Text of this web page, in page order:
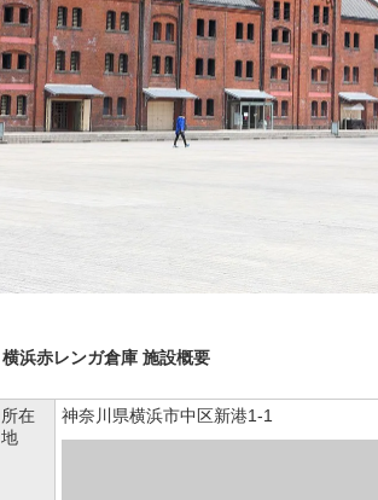
横浜赤レンガ倉庫 施設概要
所在
地
神奈川県横浜市中区新港1-1